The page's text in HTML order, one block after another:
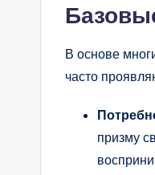
В основе
часто
призму